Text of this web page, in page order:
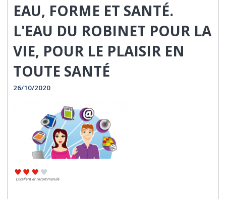
EAU, FORME ET SANTÉ.
L'EAU DU ROBINET POUR LA
VIE, POUR LE PLAISIR EN
TOUTE SANTÉ
26/10/2020